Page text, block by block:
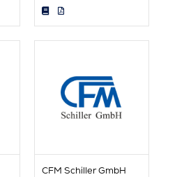
CFM Schiller GmbH